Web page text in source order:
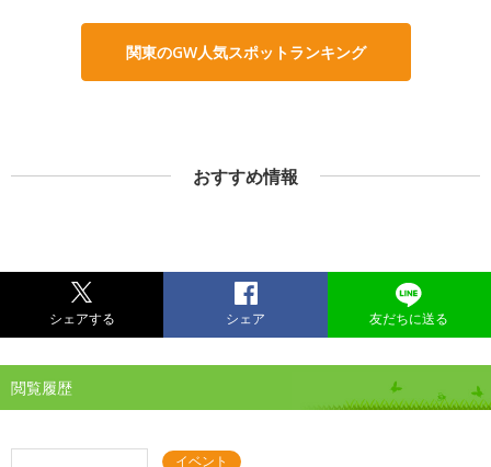
関東のGW人気スポットランキング
おすすめ情報
シェアする シェア 友だちに送る
閲覧履歴